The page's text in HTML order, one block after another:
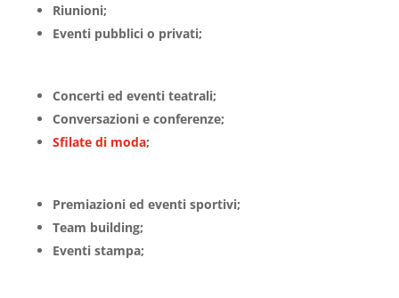
Riunioni;
Eventi pubblici o privati;
Concerti ed eventi teatrali;
Conversazioni e conferenze;
Sfilate di moda;
Premiazioni ed eventi sportivi;
Team building;
Eventi stampa;